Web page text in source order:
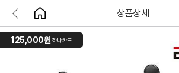
상품상세
125,000원 하나카드